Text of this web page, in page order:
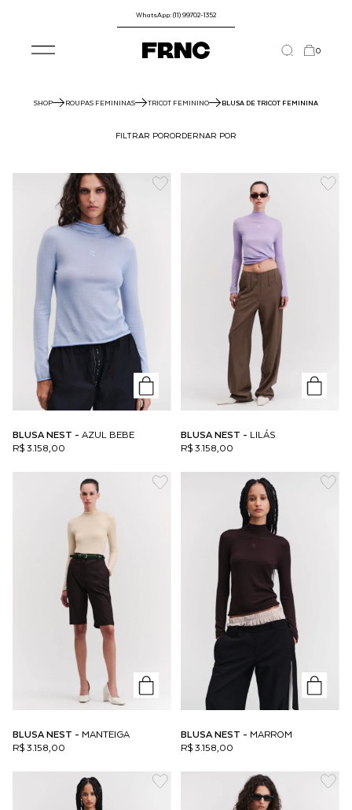
WhatsApp: (11) 99702-1352
0
SHOP ROUPAS FEMININAS TRICOT FEMININO BLUSA DE TRICOT FEMININA
FILTRAR PORORDERNAR POR
BLUSA NEST - AZUL BEBE
R$ 3.158,00
BLUSA NEST - LILÁS
R$ 3.158,00
BLUSA NEST - MANTEIGA
R$ 3.158,00
BLUSA NEST - MARROM
R$ 3.158,00